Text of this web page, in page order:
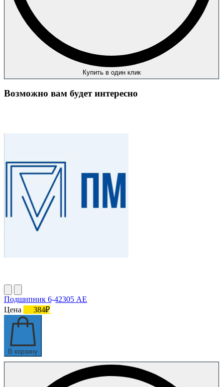
Купить в один клик
Возможно вам будет интересно
Подшипник 6-42305 АЕ
Цена
384₽
В корзину